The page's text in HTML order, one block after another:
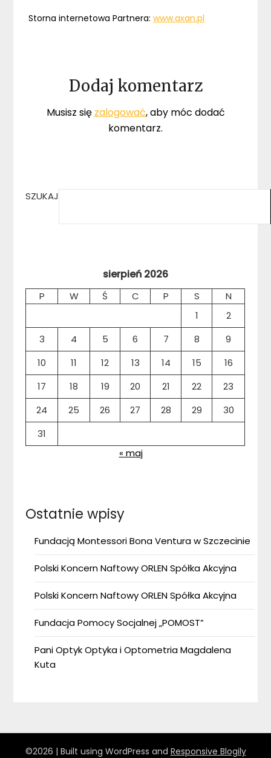
Storna internetowa Partnera:www.axan.pl
Dodaj komentarz
Musisz się zalogować, aby móc dodać
komentarz.
SZUKAJ
sierpień 2026
P W Ś C P S
N
1
2
3
4 5 6 7 8
9
10
11 12 13 14 15
16
17
18 19 20 21 22
23
24
25 26 27 28 29
30
31
« maj
Ostatnie wpisy
Fundacją Montessori Bona Ventura w Szczecinie
Polski Koncern Naftowy ORLEN Spółka Akcyjna
Polski Koncern Naftowy ORLEN Spółka Akcyjna
Fundacja Pomocy Socjalnej „POMOST”
Pani Optyk Optyka i Optometria Magdalena
Kuta
©2026 | Built using WordPress and Responsive Blogily